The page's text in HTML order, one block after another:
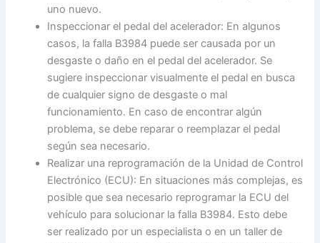
uno nuevo.
Inspeccionar el pedal del acelerador: En algunos
casos, la falla B3984 puede ser causada por un
desgaste o daño en el pedal del acelerador. Se
sugiere inspeccionar visualmente el pedal en busca
de cualquier signo de desgaste o mal
funcionamiento. En caso de encontrar algún
problema, se debe reparar o reemplazar el pedal
según sea necesario.
Realizar una reprogramación de la Unidad de Control
Electrónico (ECU): En situaciones más complejas, es
posible que sea necesario reprogramar la ECU del
vehículo para solucionar la falla B3984. Esto debe
ser realizado por un especialista o en un taller de